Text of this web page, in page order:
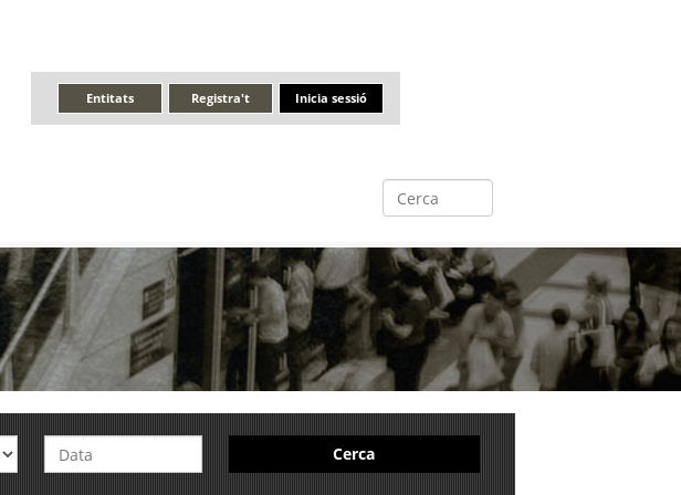
Inicia sessió
Registra't
Entitats
Cerca